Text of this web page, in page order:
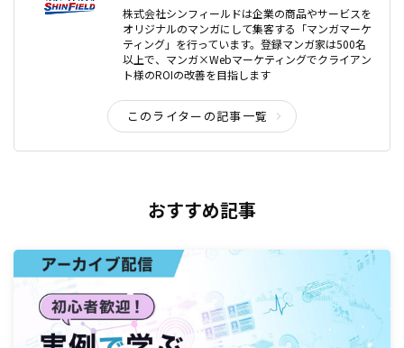
株式会社シンフィールドは企業の商品やサービスを
オリジナルのマンガにして集客する「マンガマーケ
ティング」を行っています。登録マンガ家は500名
以上で、マンガ×Webマーケティングでクライアン
ト様のROIの改善を目指します
このライターの記事一覧
おすすめ記事